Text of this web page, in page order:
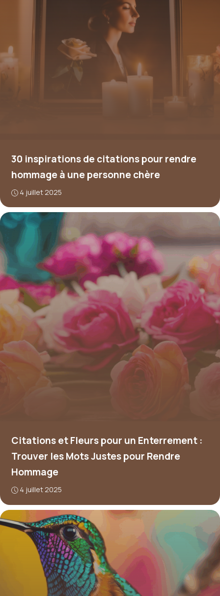
30 inspirations de citations pour rendre
hommage à une personne chère
4 juillet 2025
Citations et Fleurs pour un Enterrement :
Trouver les Mots Justes pour Rendre
Hommage
4 juillet 2025